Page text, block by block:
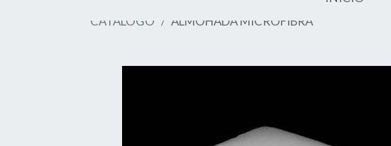
CATÁLOGO
ALMOHADA MICROFIBRA